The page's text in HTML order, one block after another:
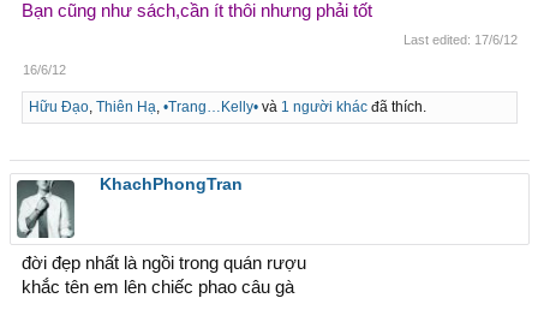
Bạn cũng như sách,cần ít thôi nhưng phải tốt
Last edited: 17/6/12
16/6/12
Hữu Đạo, Thiên Hạ, •Trang…Kelly•và 1 người khácđã thích.
KhachPhongTran
đời đẹp nhất là ngồi trong quán rượu
khắc tên em lên chiếc phao câu gà